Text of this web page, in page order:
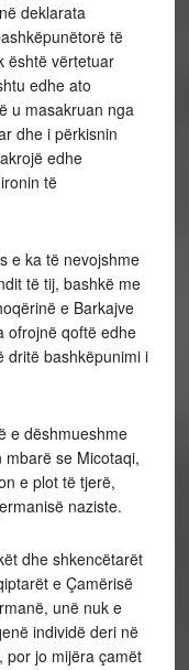
deklarata
të
është vërtetuar
edhe ato
u masakruan nga
dhe i përkisnin
edhe
të
e ka të nevojshme
të tij, bashkë me
e Barkajve
ofrojnë qoftë edhe
dritë bashkëpunimi i
e dëshmueshme
se Micotaqi,
e plot të tjerë,
naziste.
dhe shkencëtarët
e Çamërisë
unë nuk e
individë deri në
por jo mijëra çamët